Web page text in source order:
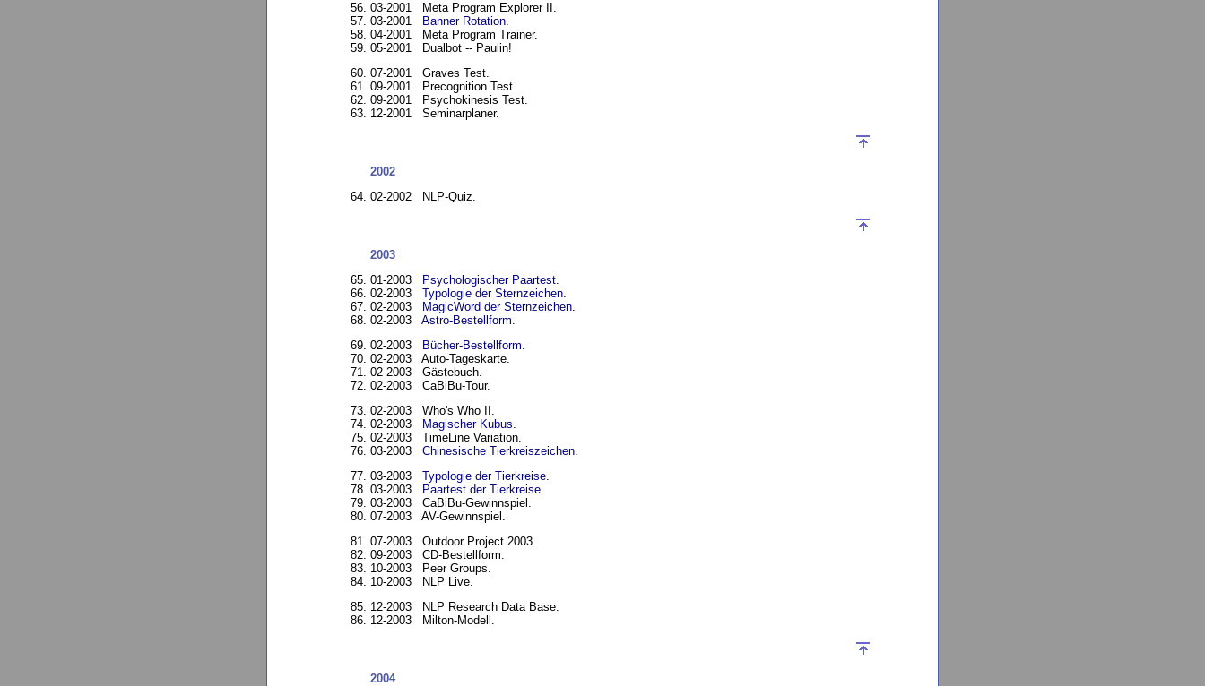
03-2001 Meta Program Explorer II.
03-2001
Banner Rotation.
04-2001 Meta Program Trainer.
05-2001 Dualbot -- Paulin!
07-2001 Graves Test.
09-2001 Precognition Test.
09-2001 Psychokinesis Test.
12-2001 Seminarplaner.
2002
02-2002 NLP-Quiz.
2003
01-2003
Psychologischer Paartest.
02-2003 Typologie der Sternzeichen.
02-2003
MagicWord der Sternzeichen.
02-2003 Astro-Bestellform.
02-2003
Bücher-Bestellform.
02-2003 Auto-Tageskarte.
02-2003 Gästebuch.
02-2003 CaBiBu-Tour.
02-2003 Who's Who II.
02-2003
Magischer Kubus.
02-2003 TimeLine Variation.
03-2003 Chinesische Tierkreiszeichen.
03-2003 Typologie der Tierkreise.
03-2003
Paartest der Tierkreise.
03-2003 CaBiBu-Gewinnspiel.
07-2003 AV-Gewinnspiel.
07-2003 Outdoor Project 2003.
09-2003 CD-Bestellform.
10-2003 Peer Groups.
10-2003 NLP Live.
12-2003 NLP Research Data Base.
12-2003 Milton-Modell.
2004